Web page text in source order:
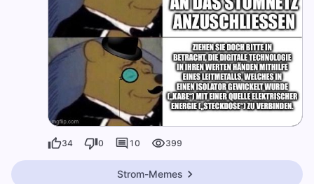
34 0 10 399
Strom-Memes